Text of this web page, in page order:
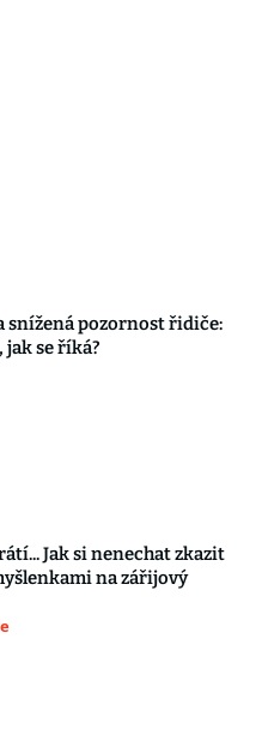
pozornost řidiče:
jak se říká?
Jak si nenechat zkazit
na zářijový